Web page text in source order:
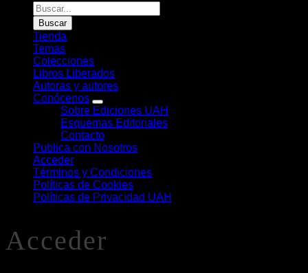
Búsqueda
de
Libros
Buscar
Tienda
Temas
Colecciones
Libros Liberados
Autoras y autores
Conócenos
Sobre Ediciones UAH
Esquemas Editoriales
Contacto
Publica con Nosotros
Acceder
Términos y Condiciones
Políticas de Cookies
Políticas de Privacidad UAH
Acceder